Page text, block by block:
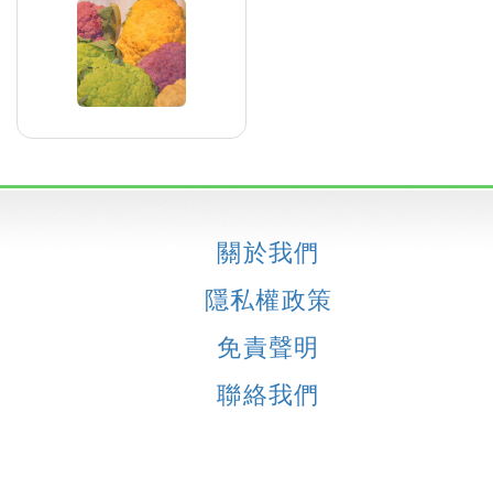
關於我們
隱私權政策
免責聲明
聯絡我們